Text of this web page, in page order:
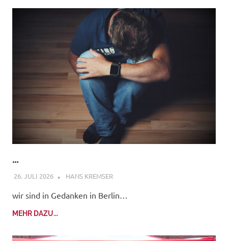
…
26. JULI 2026 HANS KREMSER
wir sind in Gedanken in Berlin…
MEHR DAZU...